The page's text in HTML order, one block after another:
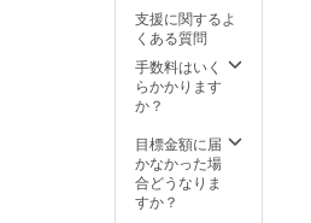
ます
た際に
サー
キット
から修
理費の
来た場
合には
クラッ
シュし
運転操
作が原
因(オー
バーレ
ブ等)に
障、ク
ラッ
シュ時
は車の
さい。
・クラ
ウド
ファン
ディン
後、
レース
当日の
時間等
ご自身
でご用
意くだ
さい ・
備考欄
参戦
レース
名(TC-2
or The
支援に関するよ
くある質問
手数料はいく
らかかります
か？
目標金額に届
かなかった場
合どうなりま
すか？